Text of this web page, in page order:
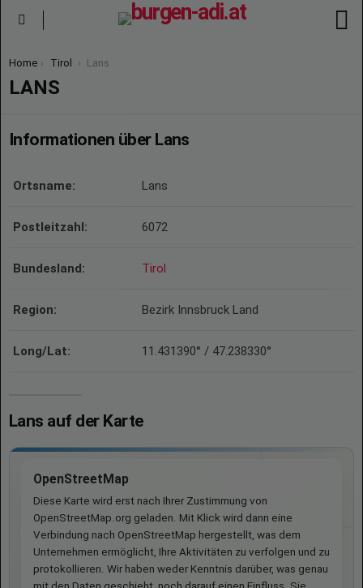
You are here:
Home Tirol Lans
LANS
Informationen über Lans
Ortsname: Lans
Postleitzahl: 6072
Bundesland: Tirol
Region: Bezirk Innsbruck Land
Long/Lat: 11.431390° / 47.238330°
Lans auf der Karte
OpenStreetMap
Diese Karte wird erst nach Ihrer Zustimmung von
OpenStreetMap.org geladen. Mit Klick wird dann eine
Verbindung nach OpenStreetMap hergestellt, was dem
Unternehmen ermöglicht, Ihre Aktivitäten zu verfolgen und zu
protokollieren. Wir haben weder Kenntnis darüber, was genau